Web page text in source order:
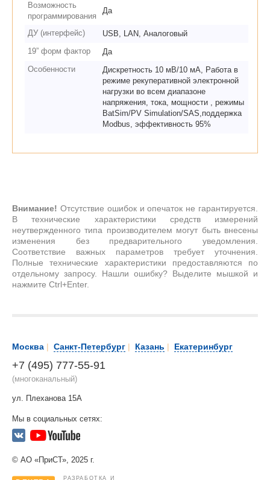
Возможность
программирования
Да
ДУ (интерфейс)
USB, LAN, Аналоговый
19” форм фактор
Да
Особенности
Дискретность 10 мВ/10 мА, Работа в
режиме рекуперативной электронной
нагрузки во всем диапазоне
напряжения, тока, мощности , режимы
BatSim/PV Simulation/SAS,поддержка
Modbus, эффективность 95%
Внимание! Отсутствие ошибок и опечаток не гарантируется.
В технические характеристики средств измерений
неутвержденного типа производителем могут быть внесены
изменения без предварительного уведомления.
Соответствие важных параметров требует уточнения.
Полные технические характеристики предоставляются по
отдельному запросу. Нашли ошибку? Выделите мышкой и
нажмите Ctrl+Enter.
Москва | Санкт-Петербург | Казань | Екатеринбург
+7 (495) 777-55-91
(многоканальный)
ул. Плеханова 15А
Мы в социальных сетях:
© АО «ПриСТ», 2025 г.
РАЗРАБОТКА И